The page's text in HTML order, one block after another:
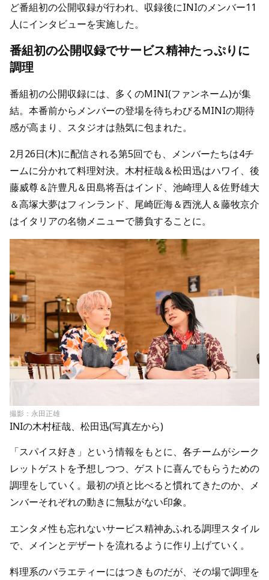
ど番組初の公開収録が行われ、収録後にINIのメンバー11
人にインタビューを実施した。
番組初の公開収録でサービス精神たっぷりに
調理
番組初の公開収録には、多くのMINI(ファンネーム)が集
結。本番前からメンバーの登場を待ちわびるMINIの期待
感が高まり、スタジオは熱気に包まれた。
2月26日(木)に配信される第5回でも、メンバーたちは4チ
ームに分かれて料理対決。木村柾哉＆松田迅はハワイ、後
藤威尊＆許豊凡＆田島将吾はインド、池崎理人＆佐野雄大
＆高塚大夢はフィンランド、尾崎匠海＆西洸人＆藤牧京介
はイタリアの名物メニューで勝負することに。
撮影：永田正雄
INIの木村柾哉、松田迅(写真左から)
「スパイス好き」という情報をもとに、各チームがシーク
レットゲストを予想しつつ、ゲストに喜んでもらうための
調理をしていく。最初の頃と比べると慣れてきたのか、メ
ンバーそれぞれの動きに無駄がない印象。
エンタメ性も忘れないサービス精神あふれる調理スタイル
で、メインとデザートを流れるように作り上げていく。
料理系のバラエティーにはつきものだが、その場で調理を